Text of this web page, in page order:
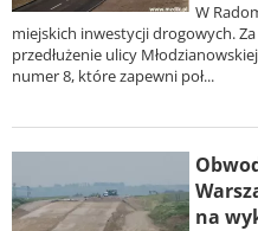
W
miejskich inwestycji drogowych.
przedłużenie ulicy
numer 8, które zapewni poł...
na